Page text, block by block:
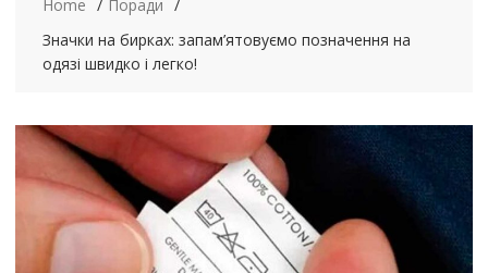
Home
Поради
Значки на бирках: запам’ятовуємо позначення на
одязі швидко і легко!